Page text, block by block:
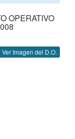
OPERATIVO
Ver Imagen del D.O.